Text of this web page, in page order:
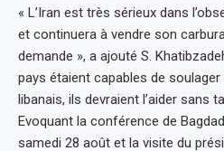
« L’Iran est très sérieux dans
et continuera à vendre son
demande », a ajouté S.
pays étaient capables de soulager
libanais, ils devraient l’aider sans
Evoquant la conférence de
samedi 28 août et la visite du